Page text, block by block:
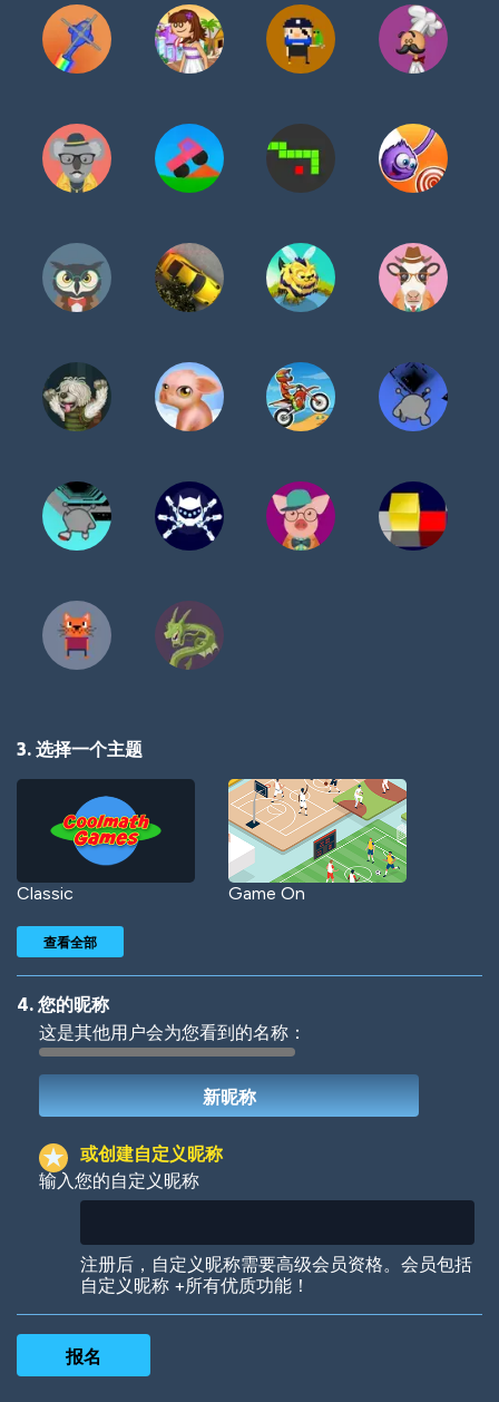
3. 选择一个主题
Classic Game On
Woof Jungle Cats
查看全部
4. 您的昵称
这是其他用户会为您看到的名称：
或创建自定义昵称
输入您的自定义昵称
注册后，自定义昵称需要高级会员资格。会员包括
自定义昵称 +所有优质功能！